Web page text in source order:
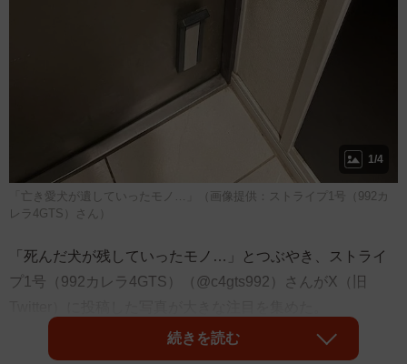
1/4
「亡き愛犬が遺していったモノ…」（画像提供：ストライプ1号（992カ
レラ4GTS）さん）
「死んだ犬が残していったモノ…」とつぶやき、ストライ
プ1号（992カレラ4GTS）（@c4gts992）さんがX（旧
15万以上のいいねがついた写真に写っていたのは、鉄製の
続きを読む